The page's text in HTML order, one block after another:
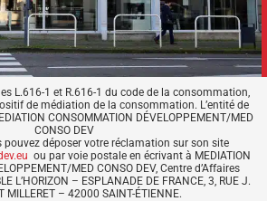
L.616-1 et R.616-1 du code de la consommation,
de médiation de la consommation. L’entité de
CONSOMMATION DÉVELOPPEMENT/MED
CONSO DEV
pouvez déposer votre réclamation sur son site
ou par voie postale en écrivant à MEDIATION
MED CONSO DEV, Centre d’Affaires
L’HORIZON – ESPLANADE DE FRANCE, 3, RUE J.
MILLERET – 42000 SAINT-ÉTIENNE.